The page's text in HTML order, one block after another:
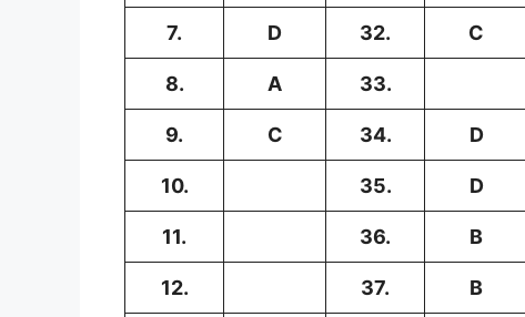
7. D 32. C
8. A 33.
9. C 34. D
10. 35. D
11. 36. B
12. 37. B